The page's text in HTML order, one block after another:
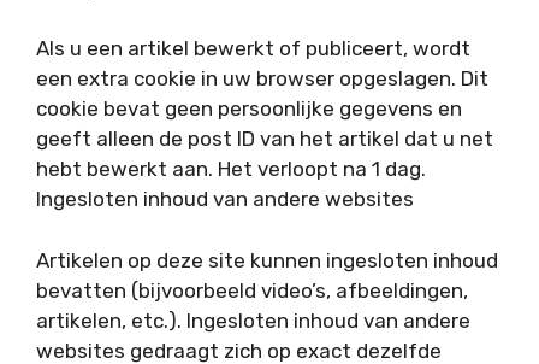
Als u een artikel bewerkt of publiceert, wordt
een extra cookie in uw browser opgeslagen. Dit
cookie bevat geen persoonlijke gegevens en
geeft alleen de post ID van het artikel dat u net
hebt bewerkt aan. Het verloopt na 1 dag.
Ingesloten inhoud van andere websites
Artikelen op deze site kunnen ingesloten inhoud
bevatten (bijvoorbeeld video’s, afbeeldingen,
artikelen, etc.). Ingesloten inhoud van andere
websites gedraagt zich op exact dezelfde